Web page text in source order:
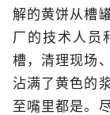
解的黄饼从槽
厂的技术人员
槽，清理现场
沾满了黄色的
至嘴里都是。